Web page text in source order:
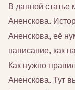
В данной
Аненскова.
Аненскова, её
написание, как
Как нужно
Аненскова. Тут